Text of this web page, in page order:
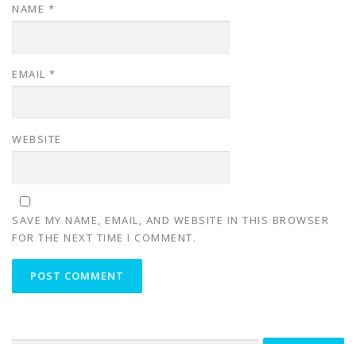
NAME *
EMAIL *
WEBSITE
SAVE MY NAME, EMAIL, AND WEBSITE IN THIS BROWSER
FOR THE NEXT TIME I COMMENT.